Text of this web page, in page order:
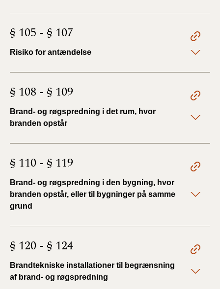
§ 105 - § 107
Risiko for antændelse
§ 108 - § 109
Brand- og røgspredning i det rum, hvor
branden opstår
§ 110 - § 119
Brand- og røgspredning i den bygning, hvor
branden opstår, eller til bygninger på samme
grund
§ 120 - § 124
Brandtekniske installationer til begrænsning
af brand- og røgspredning